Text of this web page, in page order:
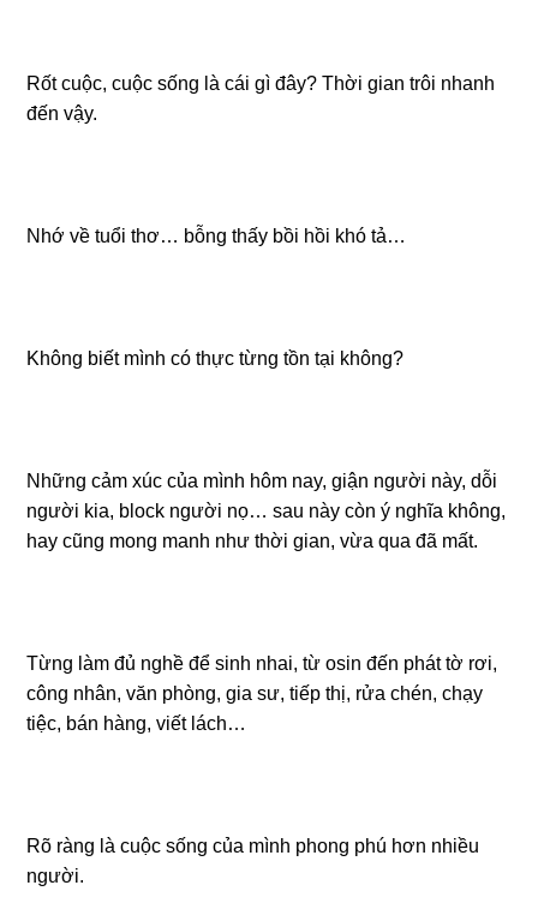
Rốt cuộc, cuộc sống là cái gì đây? Thời gian trôi nhanh
đến vậy.
Nhớ về tuổi thơ… bỗng thấy bồi hồi khó tả…
Không biết mình có thực từng tồn tại không?
Những cảm xúc của mình hôm nay, giận người này, dỗi
người kia, block người nọ… sau này còn ý nghĩa không,
hay cũng mong manh như thời gian, vừa qua đã mất.
Từng làm đủ nghề để sinh nhai, từ osin đến phát tờ rơi,
công nhân, văn phòng, gia sư, tiếp thị, rửa chén, chạy
tiệc, bán hàng, viết lách…
Rõ ràng là cuộc sống của mình phong phú hơn nhiều
người.